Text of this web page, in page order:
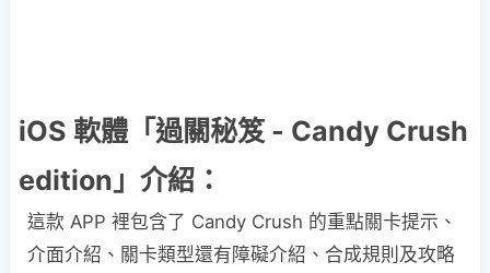
iOS 軟體「過關秘笈 - Candy Crush
edition」介紹：
這款 APP 裡包含了 Candy Crush 的重點關卡提示、
介面介紹、關卡類型還有障礙介紹、合成規則及攻略